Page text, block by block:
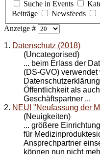
Suche in Events
Beiträge
Newsfeeds
Anzeige #
1. Datenschutz (2018)
(Uncategorised)
... beim Erlass der
(DS-GVO)
Öffentlichkeit als
Geschäftspartner ...
2. NEU! "Neufassung der
(Neuigkeiten)
... größere
für
Ansprechpartner
können nun nicht